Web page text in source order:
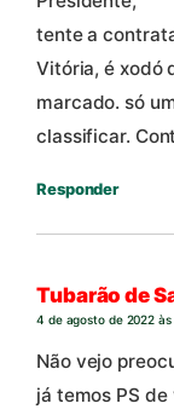
tente a
Vitória, é xodó
marcado. só
classificar.
Responder
Tubarão de
4 de agosto de 2022 às
Não vejo
já temos PS